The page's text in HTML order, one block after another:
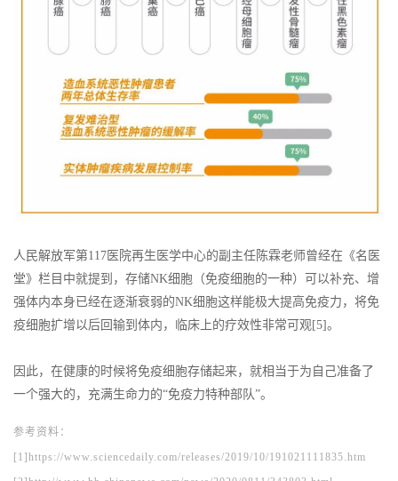
人民解放军第117医院再生医学中心的副主任陈霖老师曾经在《名医
堂》栏目中就提到，存储NK细胞（免疫细胞的一种）可以补充、增
强体内本身已经在逐渐衰弱的NK细胞这样能极大提高免疫力，将免
疫细胞扩增以后回输到体内，临床上的疗效性非常可观[5]。
因此，在健康的时候将免疫细胞存储起来，就相当于为自己准备了
一个强大的，充满生命力的“免疫力特种部队”。
参考资料：
[1]https://www.sciencedaily.com/releases/2019/10/191021111835.htm